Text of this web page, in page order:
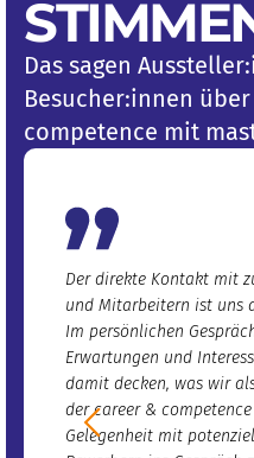
Das sagen
Besucher:innen
competence mit
Der direkte Kontakt mit
und Mitarbeitern ist uns
Im persönlichen
Erwartungen und
damit decken, was wir
der career &
Gelegenheit mit